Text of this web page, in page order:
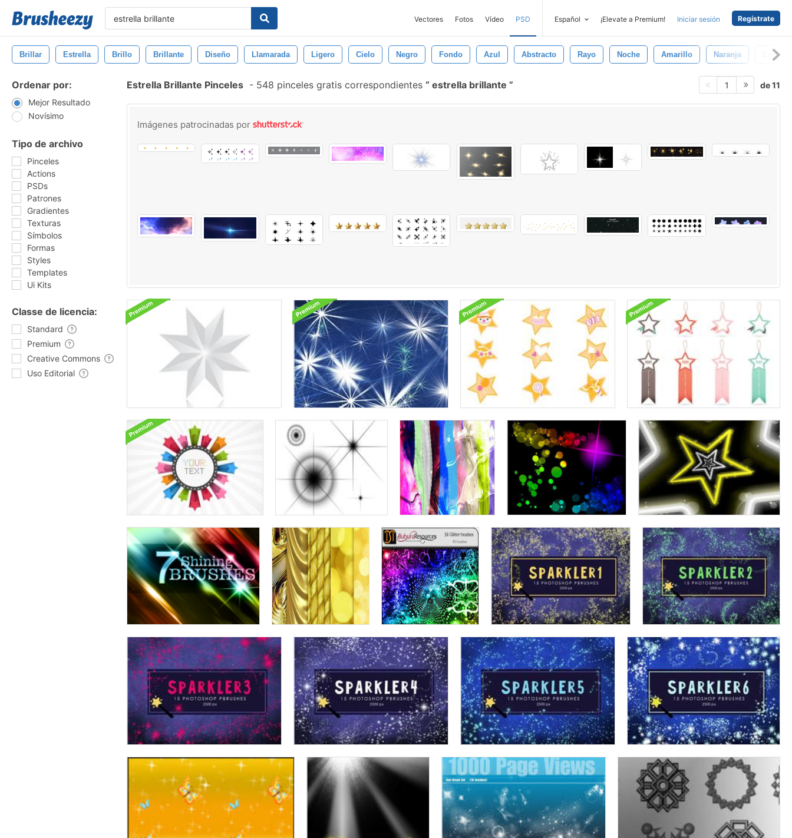
Vectores Fotos Vídeo PSD Español ¡Elevate a Premium! Iniciar sesión Regístrate
Brillar Estrella Brillo Brillante Diseño Llamarada Ligero Cielo Negro Fondo Azul Abstracto Rayo Noche Amarillo Naranja Espacio
Ordenar por:
Mejor Resultado
Novísimo
Tipo de archivo
Pinceles
Actions
PSDs
Patrones
Gradientes
Texturas
Símbolos
Formas
Styles
Templates
Ui Kits
Classe de licencia:
Standard
Premium
Creative Commons
Uso Editorial
Estrella Brillante Pinceles - 548 pinceles gratis correspondientes estrella brillante 1 de 11
Imágenes patrocinadas por